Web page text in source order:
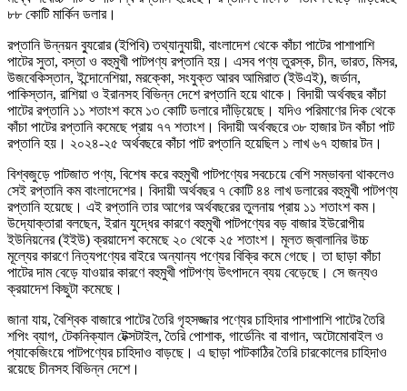
৮৮ কোটি মার্কিন ডলার।
রপ্তানি উন্নয়ন ব্যুরোর (ইপিবি) তথ্যানুযায়ী, বাংলাদেশ থেকে কাঁচা পাটের পাশাপাশি
পাটের সুতা, বস্তা ও বহুমুখী পাটপণ্য রপ্তানি হয়। এসব পণ্য তুরস্ক, চীন, ভারত, মিসর,
উজবেকিস্তান, ইন্দোনেশিয়া, মরক্কো, সংযুক্ত আরব আমিরাত (ইউএই), জর্ডান,
পাকিস্তান, রাশিয়া ও ইরানসহ বিভিন্ন দেশে রপ্তানি হয়ে থাকে। বিদায়ী অর্থবছর কাঁচা
পাটের রপ্তানি ১১ শতাংশ কমে ১৩ কোটি ডলারে দাঁড়িয়েছে। যদিও পরিমাণের দিক থেকে
কাঁচা পাটের রপ্তানি কমেছে প্রায় ৭৭ শতাংশ। বিদায়ী অর্থবছরে ৩৮ হাজার টন কাঁচা পাট
রপ্তানি হয়। ২০২৪-২৫ অর্থবছরে কাঁচা পাট রপ্তানি হয়েছিল ১ লাখ ৬৭ হাজার টন।
বিশ্বজুড়ে পাটজাত পণ্য, বিশেষ করে বহুমুখী পাটপণ্যের সবচেয়ে বেশি সম্ভাবনা থাকলেও
সেই রপ্তানি কম বাংলাদেশের। বিদায়ী অর্থবছর ৭ কোটি ৪৪ লাখ ডলারের বহুমুখী পাটপণ্য
রপ্তানি হয়েছে। এই রপ্তানি তার আগের অর্থবছরের তুলনায় প্রায় ১১ শতাংশ কম।
উদ্যোক্তারা বলছেন, ইরান যুদ্ধের কারণে বহুমুখী পাটপণ্যের বড় বাজার ইউরোপীয়
ইউনিয়নের (ইইউ) ক্রয়াদেশ কমেছে ২০ থেকে ২৫ শতাংশ। মূলত জ্বালানির উচ্চ
মূল্যের কারণে নিত্যপণ্যের বাইরে অন্যান্য পণ্যের বিক্রি কমে গেছে। তা ছাড়া কাঁচা
পাটের দাম বেড়ে যাওয়ার কারণে বহুমুখী পাটপণ্য উৎপাদনে ব্যয় বেড়েছে। সে জন্যও
ক্রয়াদেশ কিছুটা কমেছে।
জানা যায়, বৈশ্বিক বাজারে পাটের তৈরি গৃহসজ্জার পণ্যের চাহিদার পাশাপাশি পাটের তৈরি
শপিং ব্যাগ, টেকনিক্যাল টেক্সটাইল, তৈরি পোশাক, গার্ডেনিং বা বাগান, অটোমোবাইল ও
প্যাকেজিংয়ে পাটপণ্যের চাহিদাও বাড়ছে। এ ছাড়া পাটকাঠির তৈরি চারকোলের চাহিদাও
রয়েছে চীনসহ বিভিন্ন দেশে।